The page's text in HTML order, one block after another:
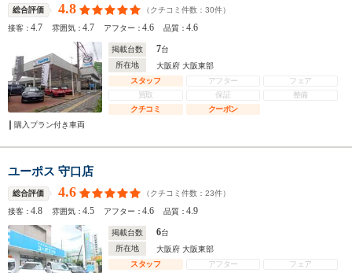
総合評価 4.8 （クチコミ件数： 30件）
接客：4.7 雰囲気：4.7 アフター：4.6 品質：4.6
掲載台数 7台
所在地
大阪府 大阪東部
スタッフ
アフター
フェア
買取
保証
整備
クチコミ
クーポン
購入プラン付き車両
ユーポス 守口店
総合評価 4.6 （クチコミ件数： 23件）
接客：4.8 雰囲気：4.5 アフター：4.6 品質：4.9
掲載台数 6台
所在地
大阪府 大阪東部
スタッフ
アフター
フェア